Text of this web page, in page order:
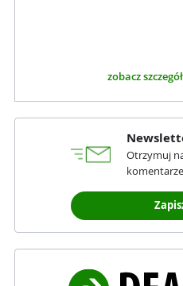
zobacz
Otrzymuj